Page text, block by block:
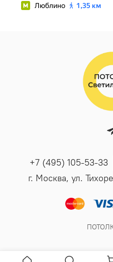
+7 (495) 105-53-33
г. Москва, ул.